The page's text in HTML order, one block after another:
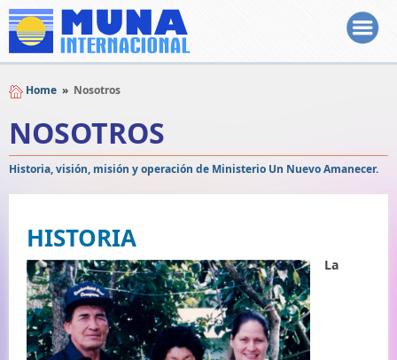
Home » Nosotros
NOSOTROS
Historia, visión, misión y operación de Ministerio Un Nuevo Amanecer.
HISTORIA
La